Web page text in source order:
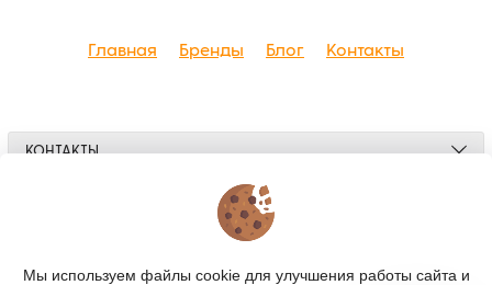
Главная Бренды Блог Контакты
КОНТАКТЫ
Мы используем файлы cookie для улучшения работы сайта и